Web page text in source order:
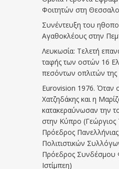
Φοιτητών στη
Συνέντευξη του
Αγαθοκλέους στην
Λευκωσία: Τελετή
ταφής των οστών 16
πεσόντων οπλιτών
Eurovision 1976. Όταν
Χατζηδάκης και η
κατακεραύνωσαν την
στην Κύπρο (Γεώργιος
Πρόεδρος
Πολιτιστικών
Πρόεδρος
Ιστίμπεη)